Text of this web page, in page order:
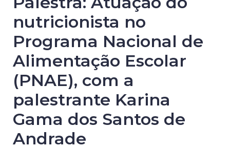
nutricionista no
Programa Nacional de
Alimentação Escolar
(PNAE), com a
palestrante Karina
Gama dos Santos de
Andrade